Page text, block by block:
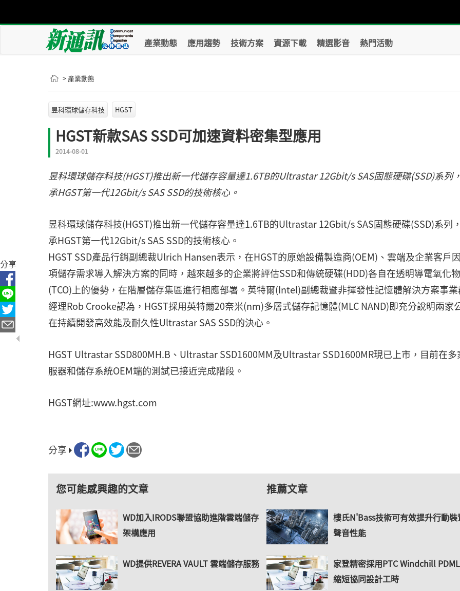
產業動態 應用趨勢 技術方案 資源下載 精選影音 熱門活動
> 產業動態
昱科環球儲存科技 HGST
HGST新款SAS SSD可加速資料密集型應用
2014-08-01
昱科環球儲存科技(HGST)推出新一代儲存容量達1.6TB的Ultrastar 12Gbit/s SAS固態硬碟(SSD)系列
承HGST第一代12Gbit/s SAS SSD的技術核心。
昱科環球儲存科技(HGST)推出新一代儲存容量達1.6TB的Ultrastar 12Gbit/s SAS固態硬碟(SSD)系列
承HGST第一代12Gbit/s SAS SSD的技術核心。
HGST SSD產品行銷副總裁Ulrich Hansen表示，在HGST的原始設備製造商(OEM)、雲端及企業客戶
項儲存需求導入解決方案的同時，越來越多的企業將評估SSD和傳統硬碟(HDD)各自在透明導電氧化
(TCO)上的優勢，在階層儲存集區進行相應部署。英特爾(Intel)副總裁暨非揮發性記憶體解決方案事
經理Rob Crooke認為，HGST採用英特爾20奈米(nm)多層式儲存記憶體(MLC NAND)即充分說明兩家
在持續開發高效能及耐久性Ultrastar SAS SSD的決心。
HGST Ultrastar SSD800MH.B、Ultrastar SSD1600MM及Ultrastar SSD1600MR現已上市，目前在多
服器和儲存系統OEM端的測試已接近完成階段。
HGST網址:www.hgst.com
分享
您可能感興趣的文章
WD加入IRODS聯盟協助進階雲端儲存
架構應用
WD提供REVERA VAULT 雲端儲存服務
推薦文章
樓氏N'Bass技術可有效提升行動裝
聲音性能
家登精密採用PTC Windchill
縮短協同設計工時
分享